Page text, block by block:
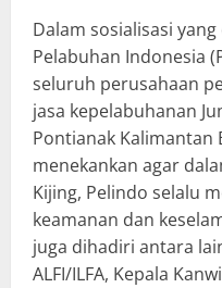
Dalam sosialisasi
Pelabuhan Indonesia
seluruh perusahaan
jasa kepelabuhanan
Pontianak Kalimantan
menekankan agar
Kijing, Pelindo selalu
keamanan dan
juga dihadiri antara
ALFI/ILFA, Kepala